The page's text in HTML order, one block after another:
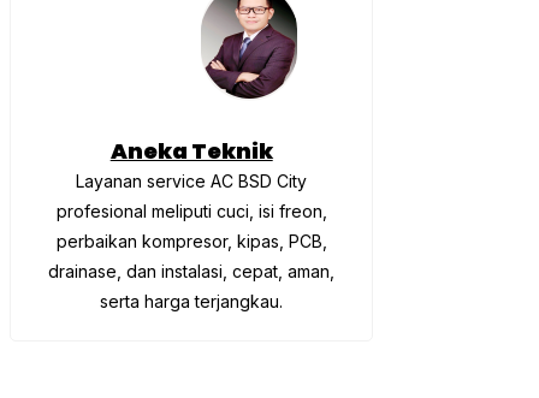
Aneka Teknik
Layanan service AC BSD City
profesional meliputi cuci, isi freon,
perbaikan kompresor, kipas, PCB,
drainase, dan instalasi, cepat, aman,
serta harga terjangkau.